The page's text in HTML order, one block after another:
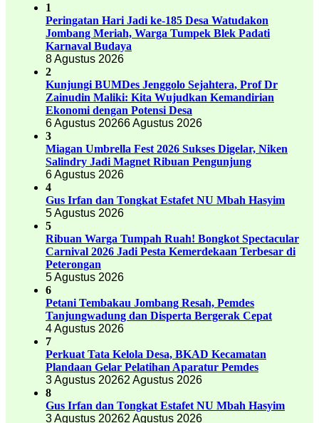
1
Peringatan Hari Jadi ke-185 Desa Watudakon
Jombang Meriah, Warga Tumpek Blek Padati
Karnaval Budaya
8 Agustus 2026
2
Kunjungi BUMDes Jenggolo Sejahtera, Prof Dr
Zainudin Maliki: Kita Wujudkan Kemandirian
Ekonomi dengan Potensi Desa
6 Agustus 20266 Agustus 2026
3
Miagan Umbrella Fest 2026 Sukses Digelar, Niken
Salindry Jadi Magnet Ribuan Pengunjung
6 Agustus 2026
4
Gus Irfan dan Tongkat Estafet NU Mbah Hasyim
5 Agustus 2026
5
Ribuan Warga Tumpah Ruah! Bongkot Spectacular
Carnival 2026 Jadi Pesta Kemerdekaan Terbesar di
Peterongan
5 Agustus 2026
6
Petani Tembakau Jombang Resah, Pemdes
Tanjungwadung dan Disperta Bergerak Cepat
4 Agustus 2026
7
Perkuat Tata Kelola Desa, BKAD Kecamatan
Plandaan Gelar Pelatihan Aparatur Pemdes
3 Agustus 20262 Agustus 2026
8
Gus Irfan dan Tongkat Estafet NU Mbah Hasyim
3 Agustus 20262 Agustus 2026